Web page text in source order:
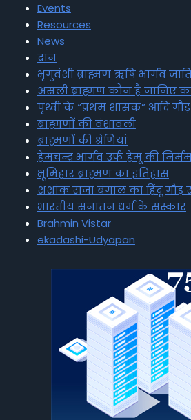
Events
Resources
News
दान
भृगुवंशी ब्राह्मण ऋषि भार्गव
असली ब्राह्मण कौन है जानिए
पृथ्वी के “प्रथम शासक” आदि गौड़
ब्राह्मणों की वंशावली
ब्राह्मणों की श्रेणियां
हेमचन्द्र भार्गव उर्फ हेमू की
भूमिहार ब्राह्मण का इतिहास
शशांक राजा बंगाल का हिंदू गौड़
भारतीय सनातन धर्म के संस्कार
Brahmin Vistar
ekadashi-Udyapan